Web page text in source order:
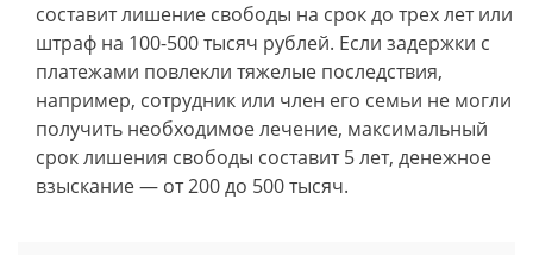
составит лишение свободы на срок до трех лет или
штраф на 100-500 тысяч рублей. Если задержки с
платежами повлекли тяжелые последствия,
например, сотрудник или член его семьи не могли
получить необходимое лечение, максимальный
срок лишения свободы составит 5 лет, денежное
взыскание — от 200 до 500 тысяч.